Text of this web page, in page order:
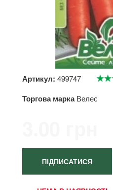
Артикул: 499747
Торгова марка Велес
ПІДПИСАТИСЯ